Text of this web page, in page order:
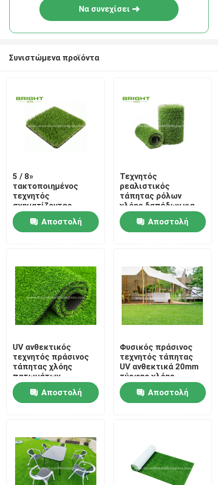
Σπίτι
Προϊόντα
Ξενάγηση στο εργοστάσιο
Ελεγχος ποιότητας
Επικοινωνήστε μαζί μας
Νέα
Ζητήστε μια προσφορά
Διακοσμητική τεχνητή χλόη
Να συνεχίσει
Συνιστώμενα προϊόντα
5 / 8»
τακτοποιημένος
τεχνητός
σχηματίζοντας
τούφες μετρητής
25mm 12000D
πολυτέλειας τύρφης
Αποστολή
Τεχνητός
ρεαλιστικός
τάπητας ρόλων
χλόης δαπέδων για
το κατώφλι 17000D
κήπων 2 * 25m/ρόλος
Αποστολή
UV ανθεκτικός
τεχνητός πράσινος
τάπητας χλόης
πατωμάτων
συνθετικός στο PE +
τα PP 8800D 40mm
ρόλων
Αποστολή
Φυσικός πράσινος
τεχνητός τάπητας
UV ανθεκτικά 20mm
τύρφης χλόης
εξωραϊσμού
Αποστολή